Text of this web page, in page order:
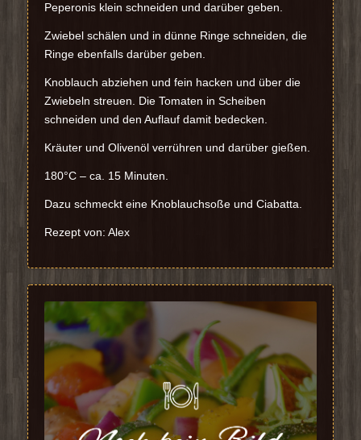
Peperonis klein schneiden und darüber geben.
Zwiebel schälen und in dünne Ringe schneiden, die
Ringe ebenfalls darüber geben.
Knoblauch abziehen und fein hacken und über die
Zwiebeln streuen. Die Tomaten in Scheiben
schneiden und den Auflauf damit bedecken.
Kräuter und Olivenöl verrühren und darüber gießen.
180°C – ca. 15 Minuten.
Dazu schmeckt eine Knoblauchsoße und Ciabatta.
Rezept von: Alex